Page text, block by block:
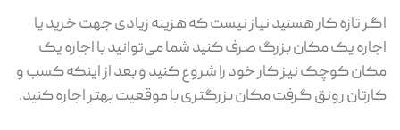
اگر تازه کار هستید نیاز نیست که هزینه زیادی جهت خرید یا
اجاره یک مکان بزرگ صرف کنید شما می‌توانید با اجاره یک
مکان کوچک نیز کار خود را شروع کنید و بعد از اینکه کسب و
کارتان رونق گرفت مکان بزرگتری با موقعیت بهتر اجاره کنید.